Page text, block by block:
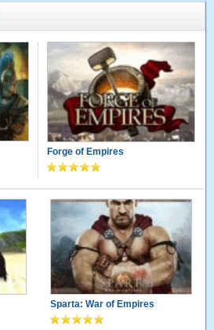
Forge of Empires
Sparta: War of Empires